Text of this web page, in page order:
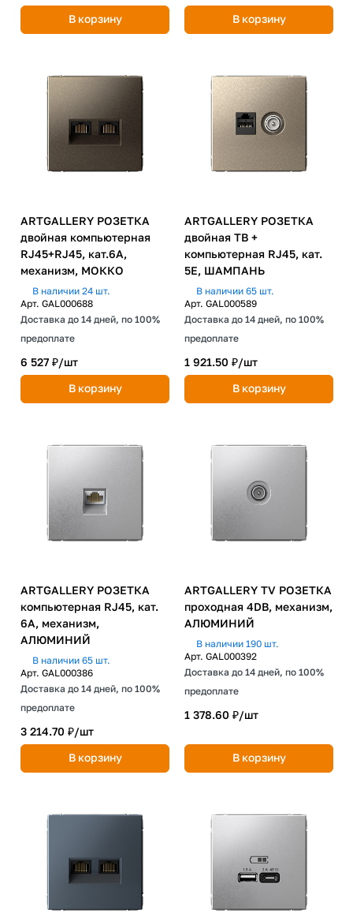
В корзину
В корзину
ARTGALLERY РОЗЕТКА
двойная компьютерная
RJ45+RJ45, кат.6А,
механизм, МОККО
В наличии 24 шт.
Арт. GAL000688
Доставка до 14 дней, по 100%
предоплате
6 527 ₽/шт
В корзину
ARTGALLERY РОЗЕТКА
двойная ТВ +
компьютерная RJ45, кат.
5Е, ШАМПАНЬ
В наличии 65 шт.
Арт. GAL000589
Доставка до 14 дней, по 100%
предоплате
1 921.50 ₽/шт
В корзину
ARTGALLERY РОЗЕТКА
компьютерная RJ45, кат.
6A, механизм,
АЛЮМИНИЙ
В наличии 65 шт.
Арт. GAL000386
Доставка до 14 дней, по 100%
предоплате
3 214.70 ₽/шт
В корзину
ARTGALLERY TV РОЗЕТКА
проходная 4DB, механизм,
АЛЮМИНИЙ
В наличии 190 шт.
Арт. GAL000392
Доставка до 14 дней, по 100%
предоплате
1 378.60 ₽/шт
В корзину